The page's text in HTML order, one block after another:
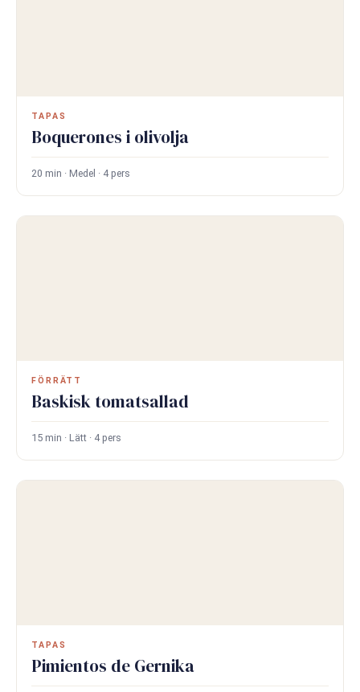
TAPAS
Boquerones i olivolja
20 min · Medel · 4 pers
FÖRRÄTT
Baskisk tomatsallad
15 min · Lätt · 4 pers
TAPAS
Pimientos de Gernika